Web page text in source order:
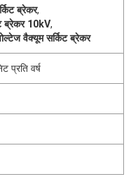
ब्रेकर,
ब्रेकर 10kV,
वैक्यूम सर्किट ब्रेकर
प्रति वर्ष